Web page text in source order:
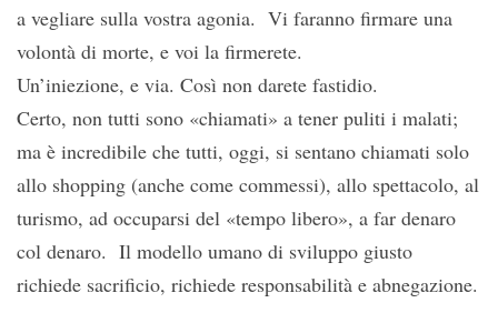
a vegliare sulla vostra agonia. Vi faranno firmare una
volontà di morte, e voi la firmerete.
Un’iniezione, e via. Così non darete fastidio.
Certo, non tutti sono «chiamati» a tener puliti i malati;
ma è incredibile che tutti, oggi, si sentano chiamati solo
allo shopping (anche come commessi), allo spettacolo, al
turismo, ad occuparsi del «tempo libero», a far denaro
col denaro. Il modello umano di sviluppo giusto
richiede sacrificio, richiede responsabilità e abnegazione.